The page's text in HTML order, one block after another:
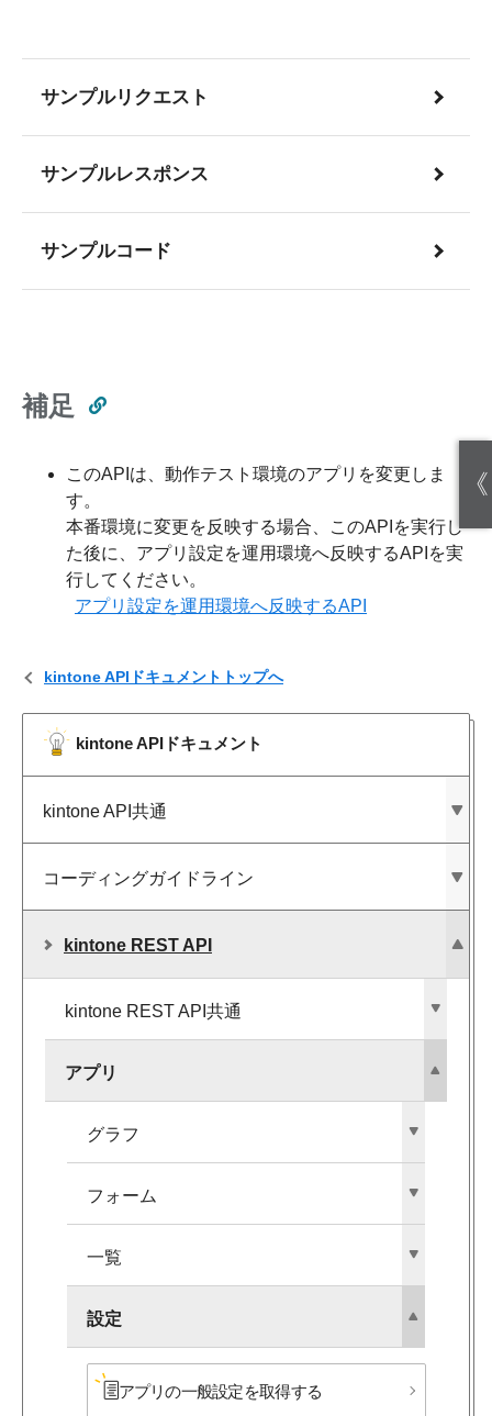
kintone APIドキュメントトップへ
kintone APIドキュメント
kintone API共通
コーディングガイドライン
kintone REST API
kintone REST API共通
アプリ
グラフ
フォーム
一覧
設定
アプリの​一般設定を​取得する
サンプルリクエスト
サンプルレスポンス
サンプルコード
補足
このAPIは、動作テスト環境のアプリを変更しま
す。
本番環境に変更を反映する場合、このAPIを実行し
た後に、アプリ設定を運用環境へ反映するAPIを実
行してください。
アプリ設定を運用環境へ反映するAPI
《